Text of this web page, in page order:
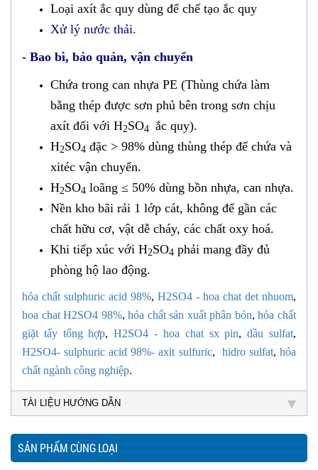
Loại axít ắc quy dùng để chế tạo ắc quy
Xử lý nước thải.
- Bao bì, bảo quản, vận chuyển
Chứa trong can nhựa PE (Thùng chứa làm
bằng thép được sơn phủ bên trong sơn chịu
axít đối với H2SO4 ắc quy).
H2SO4 đặc > 98% dùng thùng thép để chứa và
xitéc vận chuyển.
H2SO4 loãng ≤ 50% dùng bồn nhựa, can nhựa.
Nền kho bãi rải 1 lớp cát, không để gần các
chất hữu cơ, vật dễ cháy, các chất oxy hoá.
Khi tiếp xúc với H2SO4 phải mang đầy đủ
phòng hộ lao động.
hóa chất sulphuric acid 98%, H2SO4 - hoa chat det nhuom,
hoa chat H2SO4 98%,hóa chất sản xuất phân b​ón,hóa chất
giặt tẩy tổng h​ợp,H2SO4 - hoa chat sx pin,d​ầu sulfat,
H2SO4- sulphuric acid 98%- axit sulfuric, hidro sulfat,hóa
chất ngành công nghiệp.
TÀI LIỆU HƯỚNG DẪN
SẢN PHẨM CÙNG LOẠI